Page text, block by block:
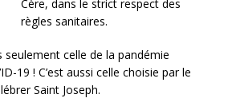
Cère, dans le strict respect des
règles sanitaires.
seulement celle de la pandémie
19 ! C’est aussi celle choisie par le
Saint Joseph.